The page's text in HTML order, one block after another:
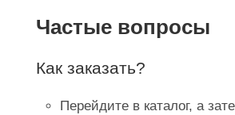
Частые вопросы
Как заказать?
Перейдите в каталог, а